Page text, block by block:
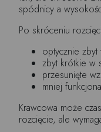
spódnicy a
Po skróceniu
optycznie zbyt
zbyt krótkie w
przesunięte
mniej
Krawcowa może
rozcięcie, ale